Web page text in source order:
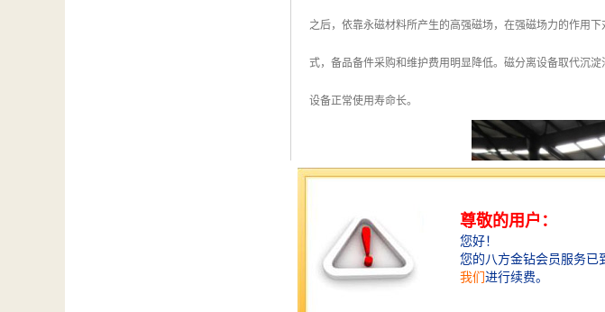
之后，依靠永磁材料所产生的高强磁场，在强磁场力的作用
式，备品备件采购和维护费用明显降低。磁分离设备取代沉
设备正常使用寿命长。